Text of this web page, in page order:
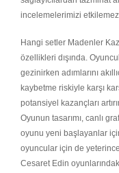
incelemelerimizi
Hangi setler Madenler
özellikleri dışında.
gezinirken adımlarını
kaybetme riskiyle karşı
potansiyel kazançları
Oyunun tasarımı, canlı
oyunu yeni başlayanlar
oyuncular için de
Cesaret Edin